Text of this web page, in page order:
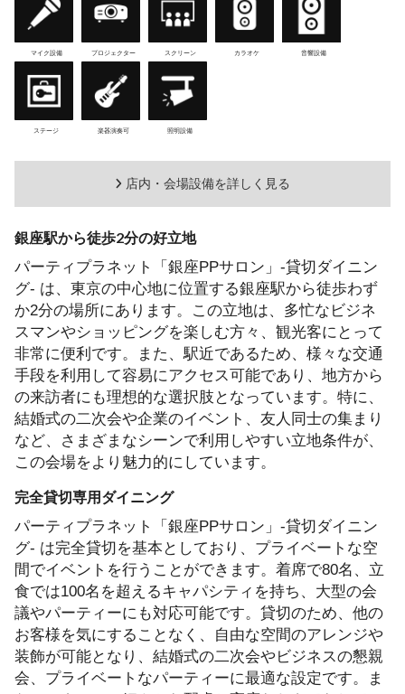
マイク設備 プロジェクター スクリーン カラオケ 音響設備
ステージ 楽器演奏可 照明設備
店内・会場設備を詳しく見る
銀座駅から徒歩2分の好立地
パーティプラネット「銀座PPサロン」-貸切ダイニン
グ- は、東京の中心地に位置する銀座駅から徒歩わず
か2分の場所にあります。この立地は、多忙なビジネ
スマンやショッピングを楽しむ方々、観光客にとって
非常に便利です。また、駅近であるため、様々な交通
手段を利用して容易にアクセス可能であり、地方から
の来訪者にも理想的な選択肢となっています。特に、
結婚式の二次会や企業のイベント、友人同士の集まり
など、さまざまなシーンで利用しやすい立地条件が、
この会場をより魅力的にしています。
完全貸切専用ダイニング
パーティプラネット「銀座PPサロン」-貸切ダイニン
グ- は完全貸切を基本としており、プライベートな空
間でイベントを行うことができます。着席で80名、立
食では100名を超えるキャパシティを持ち、大型の会
議やパーティーにも対応可能です。貸切のため、他の
お客様を気にすることなく、自由な空間のアレンジや
装飾が可能となり、結婚式の二次会やビジネスの懇親
会、プライベートなパーティーに最適な設定です。ま